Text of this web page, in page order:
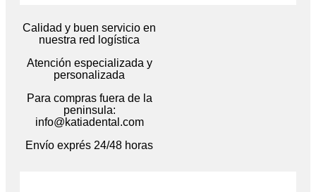
Calidad y buen servicio en
nuestra red logística
Atención especializada y
personalizada
Para compras fuera de la
peninsula:
info@katiadental.com
Envío exprés 24/48 horas